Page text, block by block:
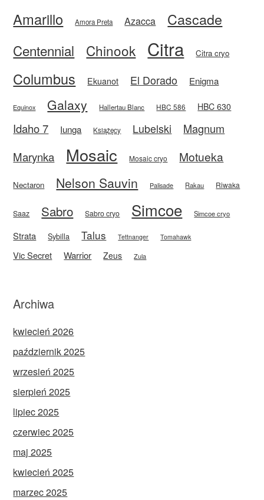
Amarillo Amora Preta Azacca Cascade
Centennial Chinook Citra Citra cryo
Columbus Ekuanot El Dorado Enigma
Equinox Galaxy Hallertau Blanc HBC 586 HBC 630
Idaho 7 Iunga Książęcy Lubelski
Magnum
Marynka
Mosaic Mosaic cryo Motueka
Nectaron Nelson Sauvin Palisade Rakau Riwaka
Saaz Sabro Sabro cryo Simcoe Simcoe cryo
Strata Sybilla Talus Tettnanger Tomahawk
Vic Secret Warrior Zeus Zula
Archiwa
kwiecień 2026
październik 2025
wrzesień 2025
sierpień 2025
lipiec 2025
czerwiec 2025
maj 2025
kwiecień 2025
marzec 2025